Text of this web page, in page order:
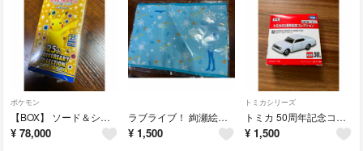
ポケモン
【BOX】 ソード＆シールド 拡張パック 25th ANNIVERSARY！新品
¥ 78,000
ラブライブ！ 絢瀬絵里 ブックカバー Ver.2！新品
¥ 1,500
トミカシリーズ
トミカ 50周年記念コレクション コロナマークII！新品未開封！
¥ 1,500